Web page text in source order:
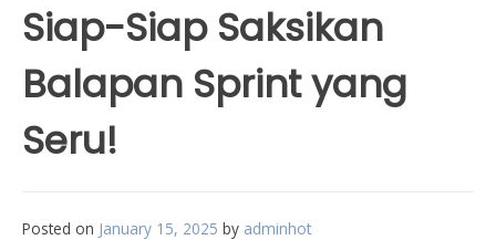
Siap-Siap Saksikan
Balapan Sprint yang
Seru!
Posted on January 15, 2025 by adminhot